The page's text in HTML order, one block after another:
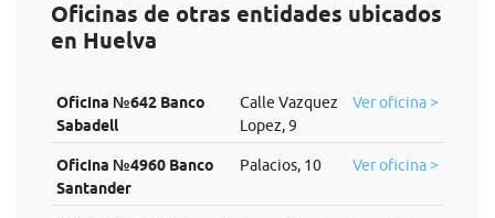
Oficinas de otras entidades ubicados
en Huelva
Oficina №642 Banco
Sabadell
Calle Vazquez
Lopez, 9
Ver oficina >
Oficina №4960 Banco
Santander
Palacios, 10 Ver oficina >